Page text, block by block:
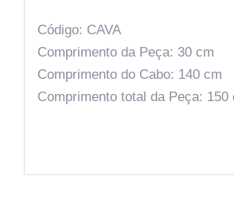
Código: CAVA
Comprimento da Peça: 30 cm
Comprimento do Cabo: 140 cm
Comprimento total da Peça: 150